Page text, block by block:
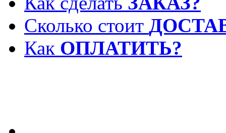
Сколько стоит
Как ОПЛАТИТЬ?